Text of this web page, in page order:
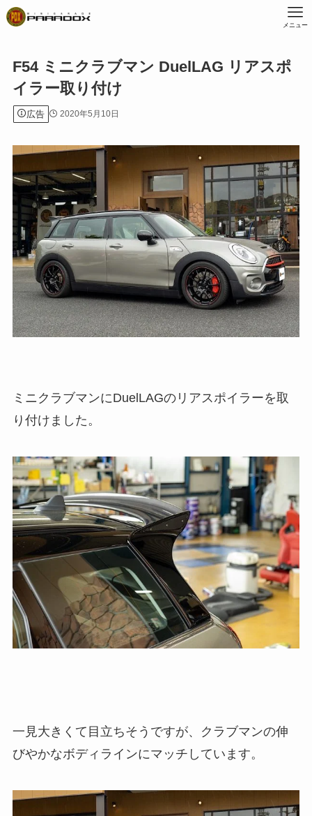
メニュー
F54 ミニクラブマン DuelLAG リアスポ
イラー取り付け
広告 2020年5月10日
ミニクラブマンにDuelLAGのリアスポイラーを取
り付けました。
一見大きくて目立ちそうですが、クラブマンの伸
びやかなボディラインにマッチしています。